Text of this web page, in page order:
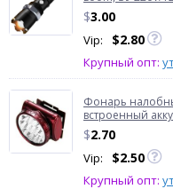
$3.00
Vip: $2.80
Крупный опт:
Фонарь
встроенный
$2.70
Vip: $2.50
Крупный опт: